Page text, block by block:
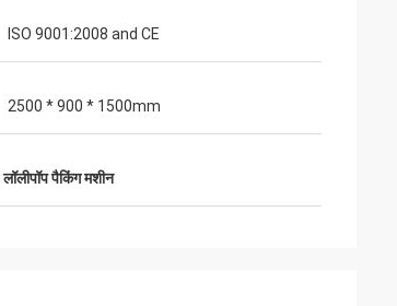
ISO 9001:2008 and CE
2500 * 900 * 1500mm
पैकिंग मशीन